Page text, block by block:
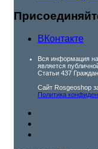
ВКонтакте
Вся информация
является
Статьи 437
Сайт Rosgeoshop
Политика